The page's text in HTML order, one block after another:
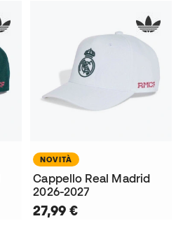
NOVITÀ
Cappello Real Madrid
2026-2027
27,99 €